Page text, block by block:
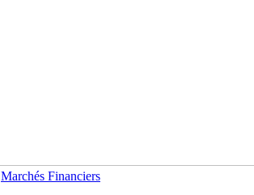
Marchés Financiers